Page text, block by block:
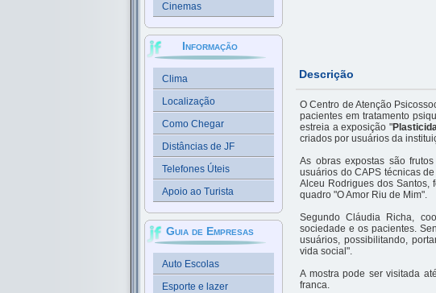
Cinemas
Informação
Clima
Localização
Como Chegar
Distâncias de JF
Telefones Úteis
Apoio ao Turista
Guia de Empresas
Auto Escolas
Esporte e lazer
Descrição
O Centro de Atenção
pacientes em tratamento
estreia a exposição "
criados por usuários da
As obras expostas são
usuários do CAPS técnicas
Alceu Rodrigues dos Santos,
quadro "O Amor Riu de Mim".
Segundo Cláudia Richa,
sociedade e os pacientes.
usuários, possibilitando,
vida social".
A mostra pode ser visitada
franca.